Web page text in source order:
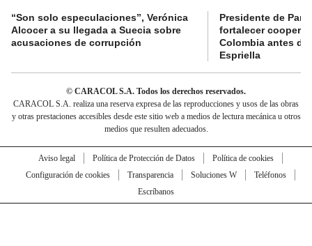
“Son solo especulaciones”, Verónica
Alcocer a su llegada a Suecia sobre
acusaciones de corrupción
Presidente de
fortalecer
Colombia antes de
Espriella
© CARACOL S.A. Todos los derechos reservados.
CARACOL S.A. realiza una reserva expresa de las reproducciones y usos de las obras
y otras prestaciones accesibles desde este sitio web a medios de lectura mecánica u otros
medios que resulten adecuados.
Aviso legal Política de Protección de Datos
Política de cookies
Configuración de cookies
Transparencia Soluciones W
Teléfonos
Escríbanos